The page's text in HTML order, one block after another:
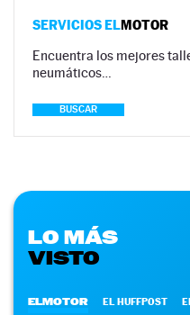
SERVICIOS ELMOTOR
Encuentra los mejores
neumáticos…
BUSCAR
LO MÁS
VISTO
ELMOTOR EL HUFFPOST